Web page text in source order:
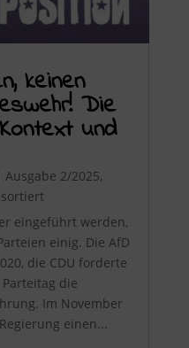
keinen
Die
und
Ausgabe 2/2025,
eingeführt werden,
einig. Die AfD
die CDU forderte
die
Im November
einen...